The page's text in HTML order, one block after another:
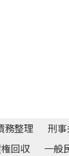
務整理
刑
回収 一般